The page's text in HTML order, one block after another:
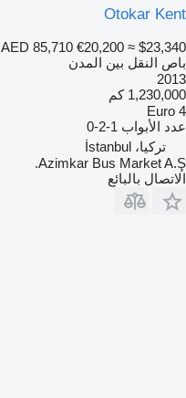
Otokar Kent
AED 85,710 €20,200 ≈ $23,340
باص النقل بين المدن
2013
1,230,000 كم
Euro 4
عدد الأبواب 1-2-0
تركيا، İstanbul
Azimkar Bus Market A.Ş.
الاتصال بالبائع